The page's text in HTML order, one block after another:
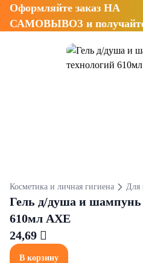
Оформляйте заказ НА
САМОВЫВОЗ и
Косметика и личная гигиена Для
Гель д/душа и шампунь
610мл AXE
24,69 
В корзину